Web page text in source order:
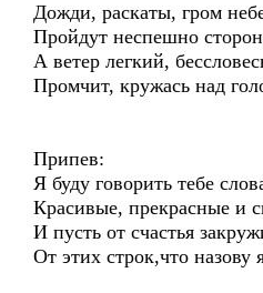
Дожди, раскаты, гром
Пройдут неспешно
А ветер легкий,
Промчит, кружась над
Припев:
Я буду говорить тебе
Красивые, прекрасные и
И пусть от счастья
От этих строк,что назову